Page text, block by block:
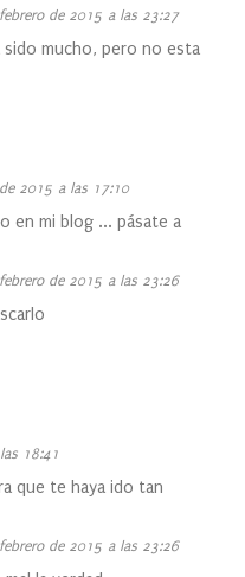
de 2015 a las 23:27
sido mucho, pero no esta
2015 a las 17:10
en mi blog ... pásate a
de 2015 a las 23:26
18:41
que te haya ido tan
de 2015 a las 23:26